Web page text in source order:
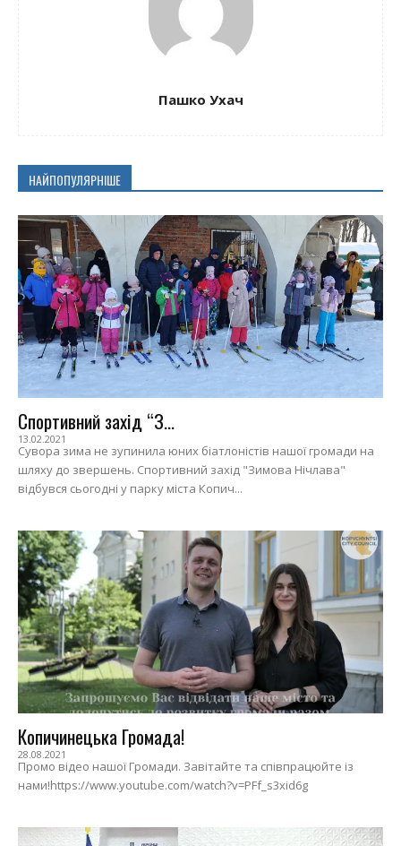
Пашко Ухач
НАЙПОПУЛЯРНІШЕ
Спортивний захід “З...
13.02.2021
Сувора зима не зупинила юних біатлоністів нашої громади на
шляху до звершень. Спортивний захід "Зимова Нічлава"
відбувся сьогодні у парку міста Копич...
Копичинецька Громада!
28.08.2021
Промо відео нашої Громади. Завітайте та співпрацюйте із
нами!https://www.youtube.com/watch?v=PFf_s3xid6g